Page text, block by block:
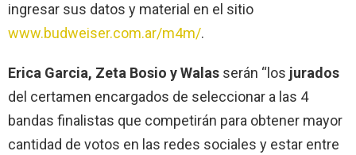
ingresar sus datos y material en el sitio
www.budweiser.com.ar/m4m/.
Erica Garcia, Zeta Bosio y Walas serán “los jurados
del certamen encargados de seleccionar a las 4
bandas finalistas que competirán para obtener mayor
cantidad de votos en las redes sociales y estar entre